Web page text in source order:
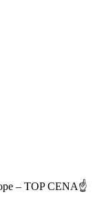
– TOP CENA☝